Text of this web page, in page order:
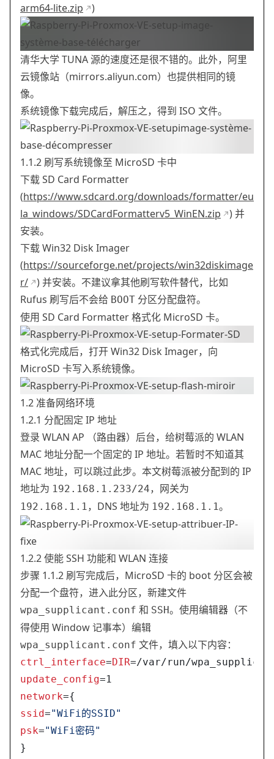
arm64-lite.zip
)
清华大学 TUNA 源的速度还是很不错的。此外，阿里
云镜像站（mirrors.aliyun.com）也提供相同的镜
像。
系统镜像下载完成后，解压之，得到 ISO 文件。
1.1.2 刷写系统镜像至 MicroSD 卡中
下载 SD Card Formatter
(https://www.sdcard.org/downloads/formatter/eu
la_windows/SDCardFormatterv5_WinEN.zip
) 并
安装。
下载 Win32 Disk Imager
(https://sourceforge.net/projects/win32diskimage
r/
) 并安装。不建议拿其他刷写软件替代，比如
Rufus 刷写后不会给 BOOT 分区分配盘符。
使用 SD Card Formatter 格式化 MicroSD 卡。
格式化完成后，打开 Win32 Disk Imager，向
MicroSD 卡写入系统镜像。
1.2 准备网络环境
1.2.1 分配固定 IP 地址
登录 WLAN AP （路由器）后台，给树莓派的 WLAN
MAC 地址分配一个固定的 IP 地址。若暂时不知道其
MAC 地址，可以跳过此步。本文树莓派被分配到的 IP
地址为 192.168.1.233/24，网关为
192.168.1.1，DNS 地址为 192.168.1.1。
1.2.2 使能 SSH 功能和 WLAN 连接
步骤 1.1.2 刷写完成后，MicroSD 卡的 boot 分区会被
分配一个盘符，进入此分区，新建文件
wpa_supplicant.conf 和 SSH。使用编辑器（不
得使用 Window 记事本）编辑
wpa_supplicant.conf 文件，填入以下内容：
ctrl_interface=DIR=/var/run/
update_config=1
network={
ssid="WiFi的SSID"
psk="WiFi密码"
}